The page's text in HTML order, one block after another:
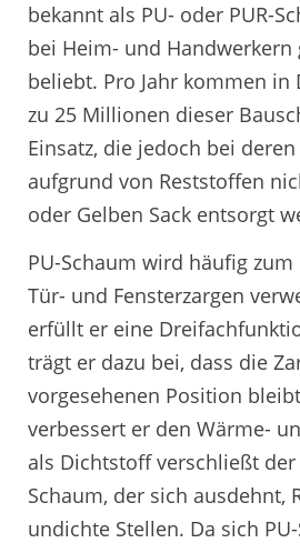
bekannt als PU- oder PUR-
bei Heim- und Handwerkern
beliebt. Pro Jahr kommen in
zu 25 Millionen dieser
Einsatz, die jedoch bei
aufgrund von Reststoffen
oder Gelben Sack entsorgt
PU-Schaum wird häufig
Tür- und Fensterzargen
erfüllt er eine
trägt er dazu bei, dass die
vorgesehenen Position
verbessert er den Wärme-
als Dichtstoff verschließt
Schaum, der sich ausdehnt,
undichte Stellen. Da sich